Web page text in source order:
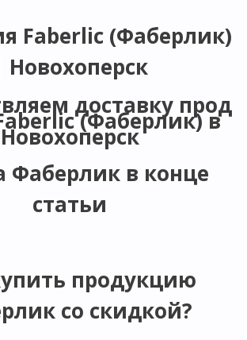
Faberlic (Фаберлик)
Новохоперск
доставку прод
(Фаберлик) в
Новохоперск
Фаберлик в конце
статьи
продукцию
со скидкой?